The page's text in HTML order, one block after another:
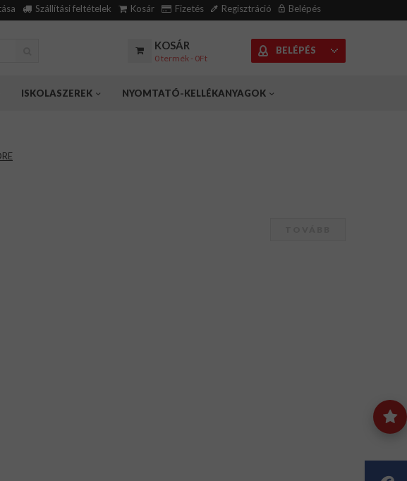
Szállítási feltételek Kosár Fizetés Regisztráció Belépés
KOSÁR
0 termék - 0Ft
BELÉPÉS
ISKOLASZEREK NYOMTATÓ-KELLÉKANYAGOK